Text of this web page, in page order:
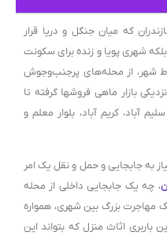
که میان جنگل و دریا قرار
شهری پویا و زنده برای سکونت
شهر، از محله‌های پرجنب‌وجوش
بازار ماهی فروشها گرفته تا
آباد، کریم آباد، بلوار معلم و
به جابجایی و حمل و نقل یک امر
، چه یک جابجایی داخلی از محله
مهاجرت بزرگ بین شهری، همواره
باربری اثاث منزل که بتواند این